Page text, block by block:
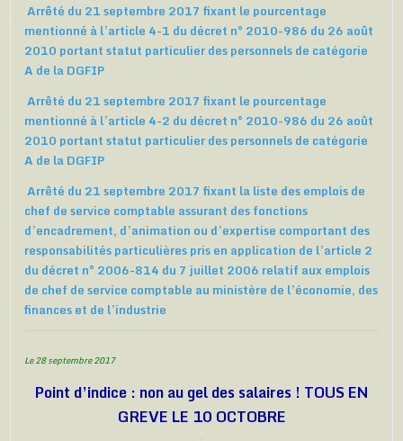
Arrêté du 21 septembre 2017 fixant le pourcentage
mentionné à l’article 4-1 du décret n° 2010-986 du 26 août
2010 portant statut particulier des personnels de catégorie
A de la DGFIP
Arrêté du 21 septembre 2017 fixant le pourcentage
mentionné à l’article 4-2 du décret n° 2010-986 du 26 août
2010 portant statut particulier des personnels de catégorie
A de la DGFIP
Arrêté du 21 septembre 2017 fixant la liste des emplois de
chef de service comptable assurant des fonctions
d’encadrement, d’animation ou d’expertise comportant des
responsabilités particulières pris en application de l’article 2
du décret n° 2006-814 du 7 juillet 2006 relatif aux emplois
de chef de service comptable au ministère de l’économie, des
finances et de l’industrie
Le 28 septembre 2017
Point d’indice : non au gel des salaires ! TOUS EN
GREVE LE 10 OCTOBRE